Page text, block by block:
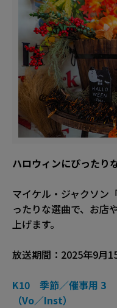
ハロウィンにぴったり
マイケル・ジャクソン
ったりな選曲で、お店
上げます。
放送期間：2025年9月
K10 季節／催事用 3
（Vo／Inst）